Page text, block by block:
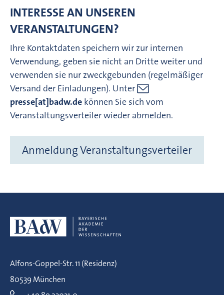
INTERESSE AN UNSEREN
VERANSTALTUNGEN?
Ihre Kontaktdaten speichern wir zur internen
Verwendung, geben sie nicht an Dritte weiter und
verwenden sie nur zweckgebunden (regelmäßiger
Versand der Einladungen). Unter
presse[at]badw.de können Sie sich vom
Veranstaltungsverteiler wieder abmelden.
Anmeldung Veranstaltungsverteiler
Alfons-Goppel-Str. 11 (Residenz)
80539 München